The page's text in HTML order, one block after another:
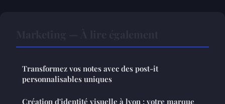
Transformez vos notes avec des post-it
personnalisables uniques
Création d'identité visuelle à lyon : votre marque